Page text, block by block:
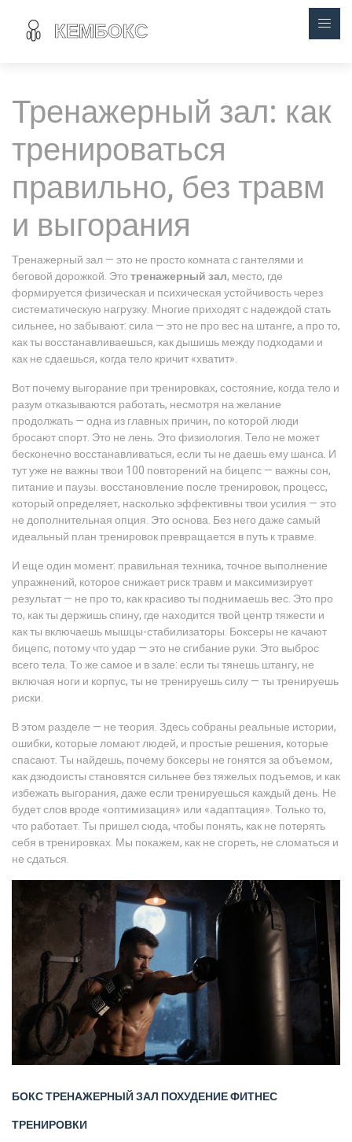
Тренажерный зал: как
тренироваться
правильно, без травм
и выгорания
Тренажерный зал — это не просто комната с гантелями и
беговой дорожкой. Этотренажерный зал, место, где
формируется физическая и психическая устойчивость через
систематическую нагрузку. Многие приходят с надеждой стать
сильнее, но забывают: сила — это не про вес на штанге, а про то,
как ты восстанавливаешься, как дышишь между подходами и
как не сдаешься, когда тело кричит «хватит».
Вот почемувыгорание при тренировках,состояние, когда тело и
разум отказываются работать, несмотря на желание
продолжать— одна из главных причин, по которой люди
бросают спорт. Это не лень. Это физиология. Тело не может
бесконечно восстанавливаться, если ты не даешь ему шанса. И
тут уже не важны твои 100 повторений на бицепс — важны сон,
питание и паузы. восстановление после тренировок, процесс,
который определяет, насколько эффективны твои усилия — это
не дополнительная опция. Это основа. Без него даже самый
идеальный план тренировок превращается в путь к травме.
И еще один момент: правильная техника,точное выполнение
упражнений, которое снижает риск травм и максимизирует
результат— не про то, как красиво ты поднимаешь вес. Это про
то, как ты держишь спину, где находится твой центр тяжести и
как ты включаешь мышцы-стабилизаторы. Боксеры не качают
бицепс, потому что удар — это не сгибание руки. Это выброс
всего тела. То же самое и в зале: если ты тянешь штангу, не
включая ноги и корпус, ты не тренируешь силу — ты тренируешь
риски.
В этом разделе — не теория. Здесь собраны реальные истории,
ошибки, которые ломают людей, и простые решения, которые
спасают. Ты найдешь, почему боксеры не гонятся за объемом,
как дзюдоисты становятся сильнее без тяжелых подъемов, и как
избежать выгорания, даже если тренируешься каждый день. Не
будет слов вроде «оптимизация» или «адаптация». Только то,
что работает. Ты пришел сюда, чтобы понять, как не потерять
себя в тренировках. Мы покажем, как не сгореть, не сломаться и
не сдаться.
БОКСТРЕНАЖЕРНЫЙ ЗАЛ ПОХУДЕНИЕФИТНЕС
ТРЕНИРОВКИ